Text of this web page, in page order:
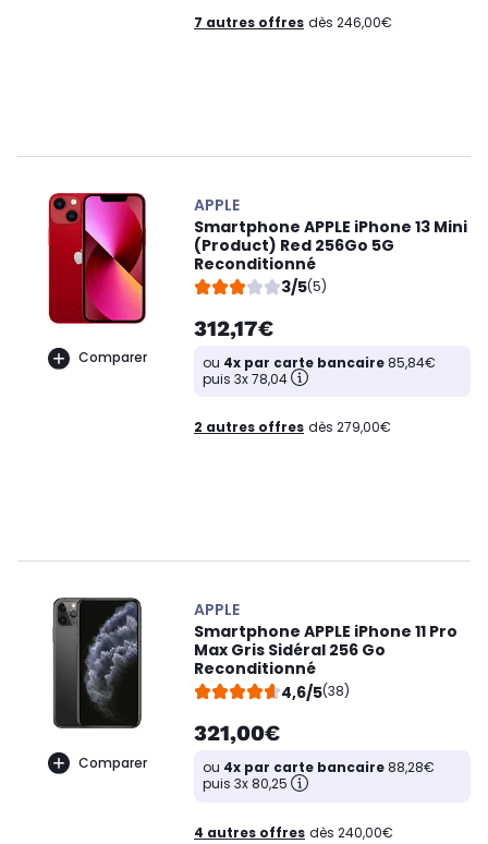
7 autres offres dès 246,00€
Comparer
APPLE
Smartphone APPLE iPhone 13 Mini
(Product) Red 256Go 5G
Reconditionné
3/5(5)
312,17€
ou 4x par carte bancaire85,84€
puis 3x 78,04
2 autres offres dès 279,00€
Comparer
APPLE
Smartphone APPLE iPhone 11 Pro
Max Gris Sidéral 256 Go
Reconditionné
4,6/5(38)
321,00€
ou 4x par carte bancaire88,28€
puis 3x 80,25
4 autres offres dès 240,00€